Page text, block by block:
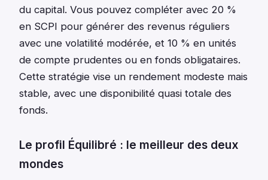
du capital. Vous pouvez compléter avec 20 %
en SCPI pour générer des revenus réguliers
avec une volatilité modérée, et 10 % en unités
de compte prudentes ou en fonds obligataires.
Cette stratégie vise un rendement modeste mais
stable, avec une disponibilité quasi totale des
fonds.
Le profil Équilibré : le meilleur des deux
mondes